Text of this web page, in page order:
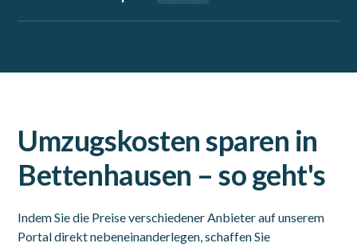
Umzugskosten sparen in
Bettenhausen – so geht's
Indem Sie die Preise verschiedener Anbieter auf unserem
Portal direkt nebeneinanderlegen, schaffen Sie